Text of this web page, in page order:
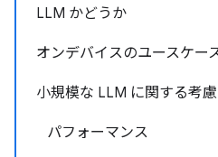
LLM かどうか
オンデバイスのユースケー
小規模な LLM に関する考
パフォーマンス